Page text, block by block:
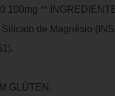
100mg **
de Magnésio
GLÚTEN.